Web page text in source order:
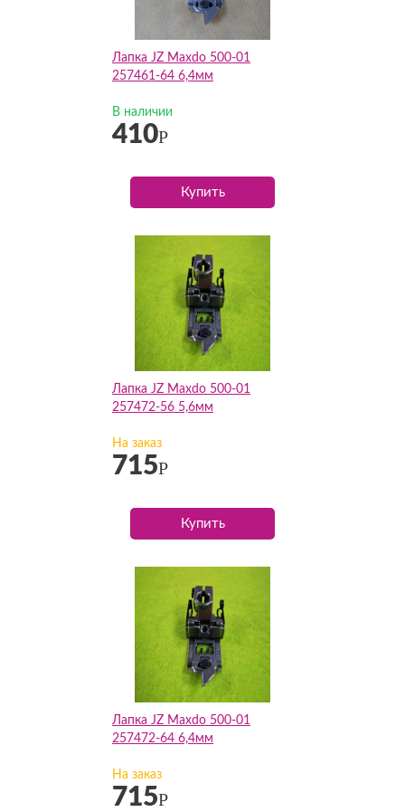
Лапка JZ Maxdo 500-01
257461-64 6,4мм
В наличии
410Р
Купить
Лапка JZ Maxdo 500-01
257472-56 5,6мм
На заказ
715Р
Купить
Лапка JZ Maxdo 500-01
257472-64 6,4мм
На заказ
715Р